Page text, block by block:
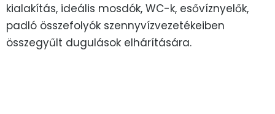
kialakítás, ideális mosdók, WC-k, esővíznyelők,
padló összefolyók szennyvízvezetékeiben
összegyűlt dugulások elhárítására.